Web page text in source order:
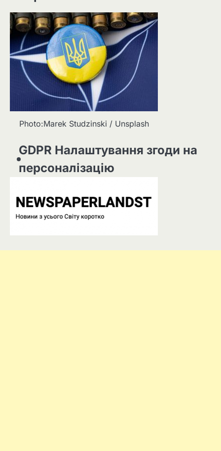
Photo:Marek Studzinski / Unsplash
GDPR Налаштування згоди на
персоналізацію